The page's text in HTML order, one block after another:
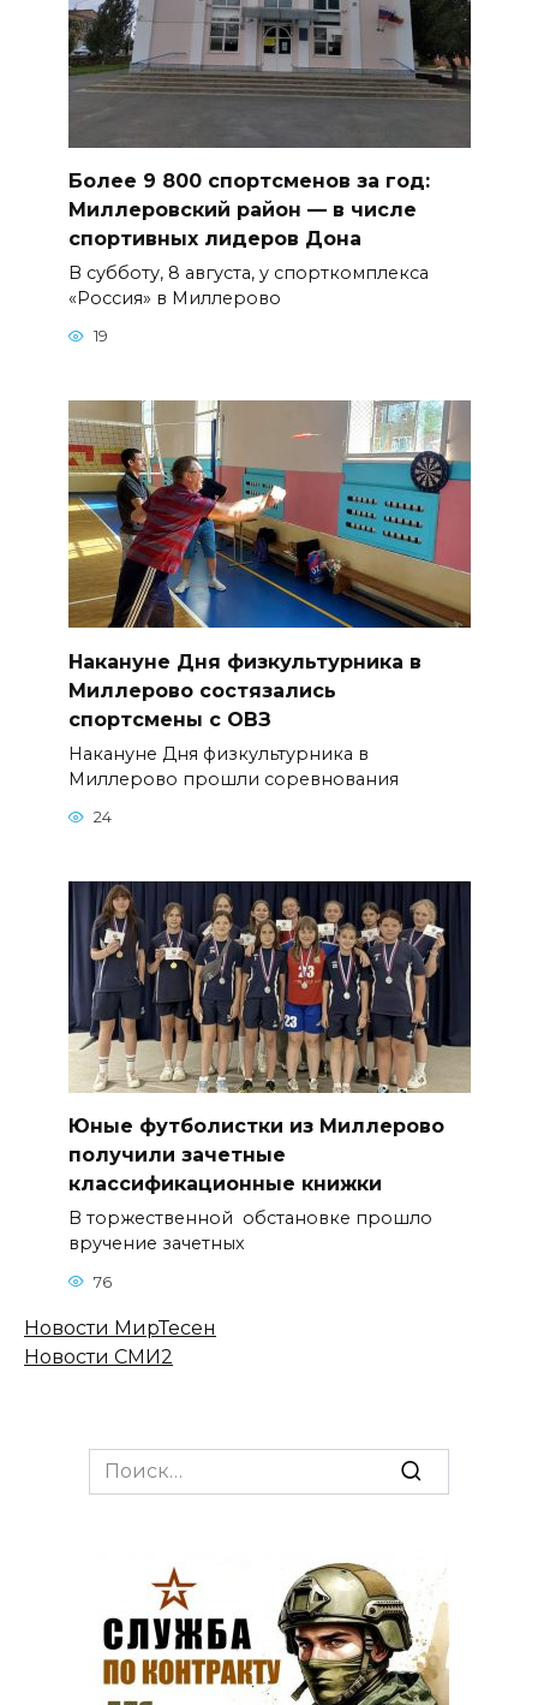
Более 9 800 спортсменов за год:
Миллеровский район — в числе
спортивных лидеров Дона
В субботу, 8 августа, у спорткомплекса
«Россия» в Миллерово
19
Накануне Дня физкультурника в
Миллерово состязались
спортсмены с ОВЗ
Накануне Дня физкультурника в
Миллерово прошли соревнования
24
Юные футболистки из Миллерово
получили зачетные
классификационные книжки
В торжественной обстановке прошло
вручение зачетных
76
Новости МирТесен
Новости СМИ2
Search
for: